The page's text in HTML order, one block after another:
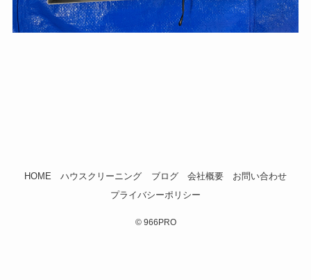
HOME ハウスクリーニング ブログ 会社概要
お問い合わせ
プライバシーポリシー
©966PRO